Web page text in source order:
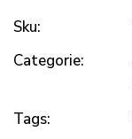
Sku:
Categorie:
Tags: